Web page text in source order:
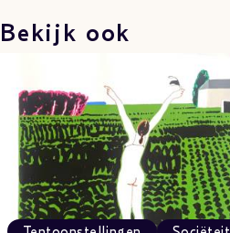
Bekijk ook